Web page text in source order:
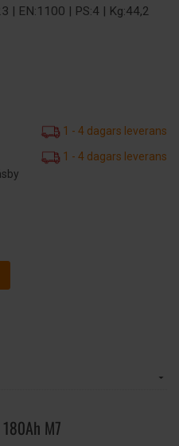
| EN:1100 | PS:4 | Kg:44,2
1 - 4 dagars leverans
1 - 4 dagars leverans
M7